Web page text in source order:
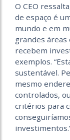
O CEO
de espaço é
mundo e em
grandes áreas
recebem
exemplos.
sustentável.
mesmo
controlados,
critérios para